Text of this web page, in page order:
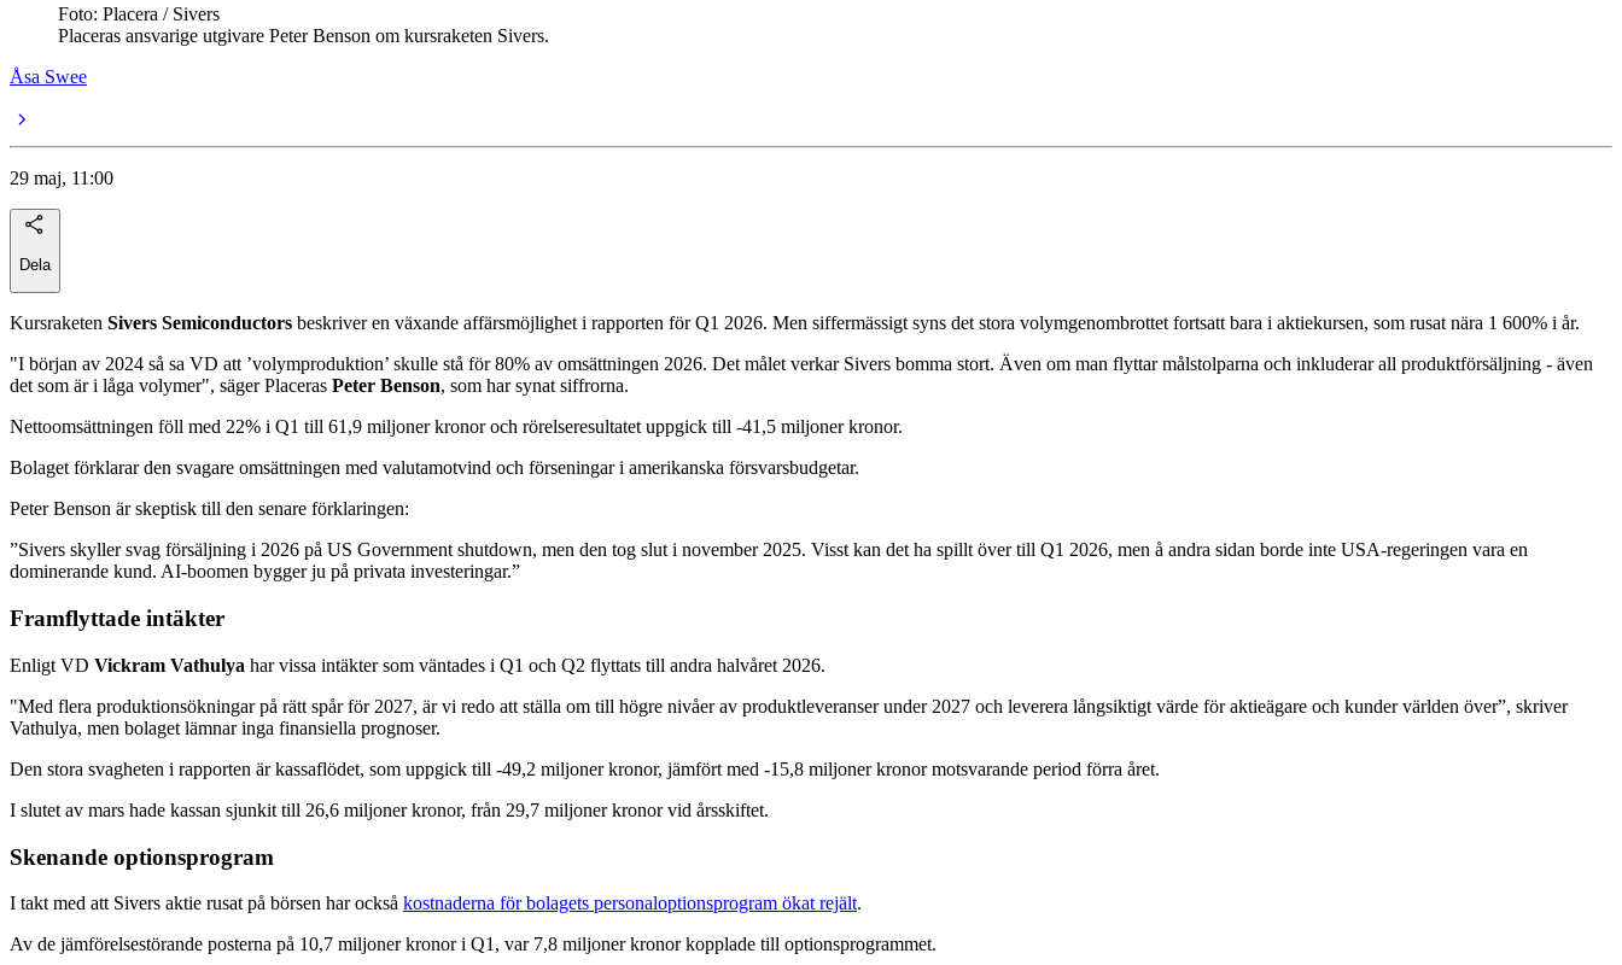
Foto: Placera / Sivers
Placeras ansvarige utgivare Peter Benson om kursraketen Sivers.
Åsa Swee
29 maj, 11:00
Dela
Kursraketen Sivers Semiconductors beskriver en växande affärsmöjlighet i rapporten för Q1 2026. Men siffermässigt syns det stora volymgenombrottet fortsatt bara i aktiekursen, som rusat nära 1 600% i år.
"I början av 2024 så sa VD att ’volymproduktion’ skulle stå för 80% av omsättningen 2026. Det målet verkar Sivers bomma stort. Även om man flyttar målstolparna och inkluderar all produktförsäljning - även
det som är i låga volymer", säger Placeras Peter Benson, som har synat siffrorna.
Nettoomsättningen föll med 22% i Q1 till 61,9 miljoner kronor och rörelseresultatet uppgick till -41,5 miljoner kronor.
Bolaget förklarar den svagare omsättningen med valutamotvind och förseningar i amerikanska försvarsbudgetar.
Peter Benson är skeptisk till den senare förklaringen:
”Sivers skyller svag försäljning i 2026 på US Government shutdown, men den tog slut i november 2025. Visst kan det ha spillt över till Q1 2026, men å andra sidan borde inte USA-regeringen vara en
dominerande kund. AI-boomen bygger ju på privata investeringar.”
Framflyttade intäkter
Enligt VD Vickram Vathulya har vissa intäkter som väntades i Q1 och Q2 flyttats till andra halvåret 2026.
"Med flera produktionsökningar på rätt spår för 2027, är vi redo att ställa om till högre nivåer av produktleveranser under 2027 och leverera långsiktigt värde för aktieägare och kunder världen över”, skriver
Vathulya, men bolaget lämnar inga finansiella prognoser.
Den stora svagheten i rapporten är kassaflödet, som uppgick till -49,2 miljoner kronor, jämfört med -15,8 miljoner kronor motsvarande period förra året.
I slutet av mars hade kassan sjunkit till 26,6 miljoner kronor, från 29,7 miljoner kronor vid årsskiftet.
Skenande optionsprogram
I takt med att Sivers aktie rusat på börsen har också kostnaderna för bolagets personaloptionsprogram ökat rejält.
Av de jämförelsestörande posterna på 10,7 miljoner kronor i Q1, var 7,8 miljoner kronor kopplade till optionsprogrammet.